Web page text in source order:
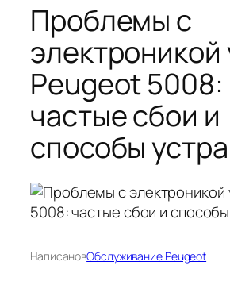
Проблемы с
электроникой
Peugeot 5008:
частые сбои и
способы
НаписановОбслуживание Peugeot